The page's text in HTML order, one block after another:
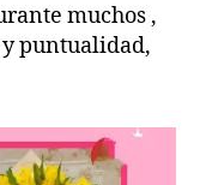
muchos ,
puntualidad,